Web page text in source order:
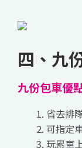
四、九
九份包車優
省去排
可指定
玩累車